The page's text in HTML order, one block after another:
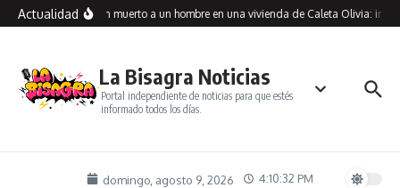
Saltar al contenido
ActualidadEncontraron muerto a un hombre en una vivienda de Caleta Olivia:
La Bisagra Noticias
Portal independiente de noticias para que estés
informado todos los días.
domingo, agosto 9, 2026 4:10:32 PM